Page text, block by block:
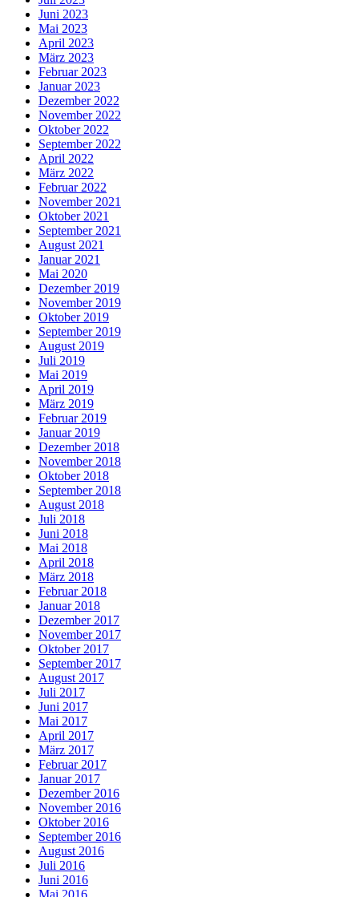
Juni 2023
Mai 2023
April 2023
März 2023
Februar 2023
Januar 2023
Dezember 2022
November 2022
Oktober 2022
September 2022
April 2022
März 2022
Februar 2022
November 2021
Oktober 2021
September 2021
August 2021
Januar 2021
Mai 2020
Dezember 2019
November 2019
Oktober 2019
September 2019
August 2019
Juli 2019
Mai 2019
April 2019
März 2019
Februar 2019
Januar 2019
Dezember 2018
November 2018
Oktober 2018
September 2018
August 2018
Juli 2018
Juni 2018
Mai 2018
April 2018
März 2018
Februar 2018
Januar 2018
Dezember 2017
November 2017
Oktober 2017
September 2017
August 2017
Juli 2017
Juni 2017
Mai 2017
April 2017
März 2017
Februar 2017
Januar 2017
Dezember 2016
November 2016
Oktober 2016
September 2016
August 2016
Juli 2016
Juni 2016